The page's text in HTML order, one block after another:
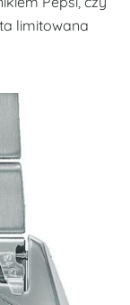
limitowana